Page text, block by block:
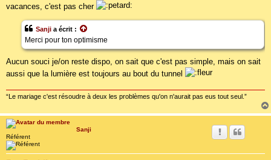
vacances, c'est pas cher
Sanji a écrit :
Merci pour ton optimisme
Aucun souci je/on reste dispo, on sait que c'est pas simple, mais on sait
aussi que la lumière est toujours au bout du tunnel
“Le mariage c'est résoudre à deux les problèmes qu'on n'aurait pas eus tout seul.”
Sanji
Référent